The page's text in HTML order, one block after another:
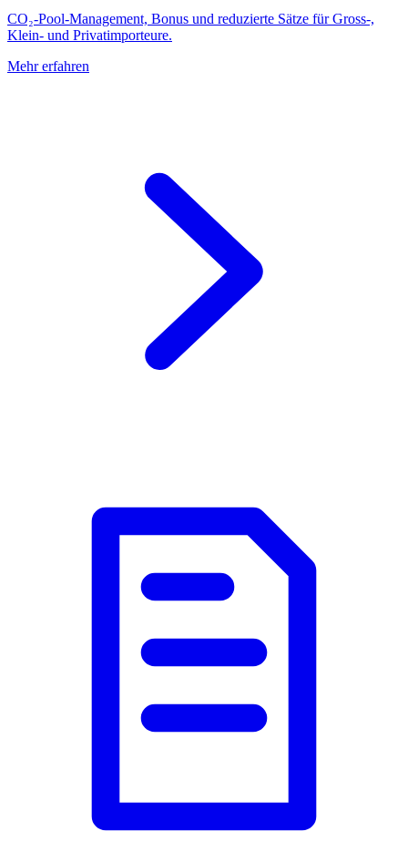
CO₂-Pool-Management, Bonus und reduzierte Sätze für Gross-,
Klein- und Privatimporteure.
Mehr erfahren